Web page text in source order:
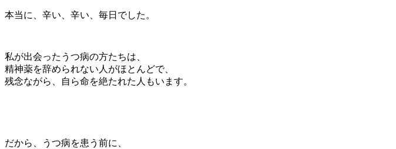
本当に、辛い、辛い、毎日でした。
私が出会ったうつ病の方たちは、
精神薬を辞められない人がほとんどで、
残念ながら、自ら命を絶たれた人もいます。
だから、うつ病を患う前に、